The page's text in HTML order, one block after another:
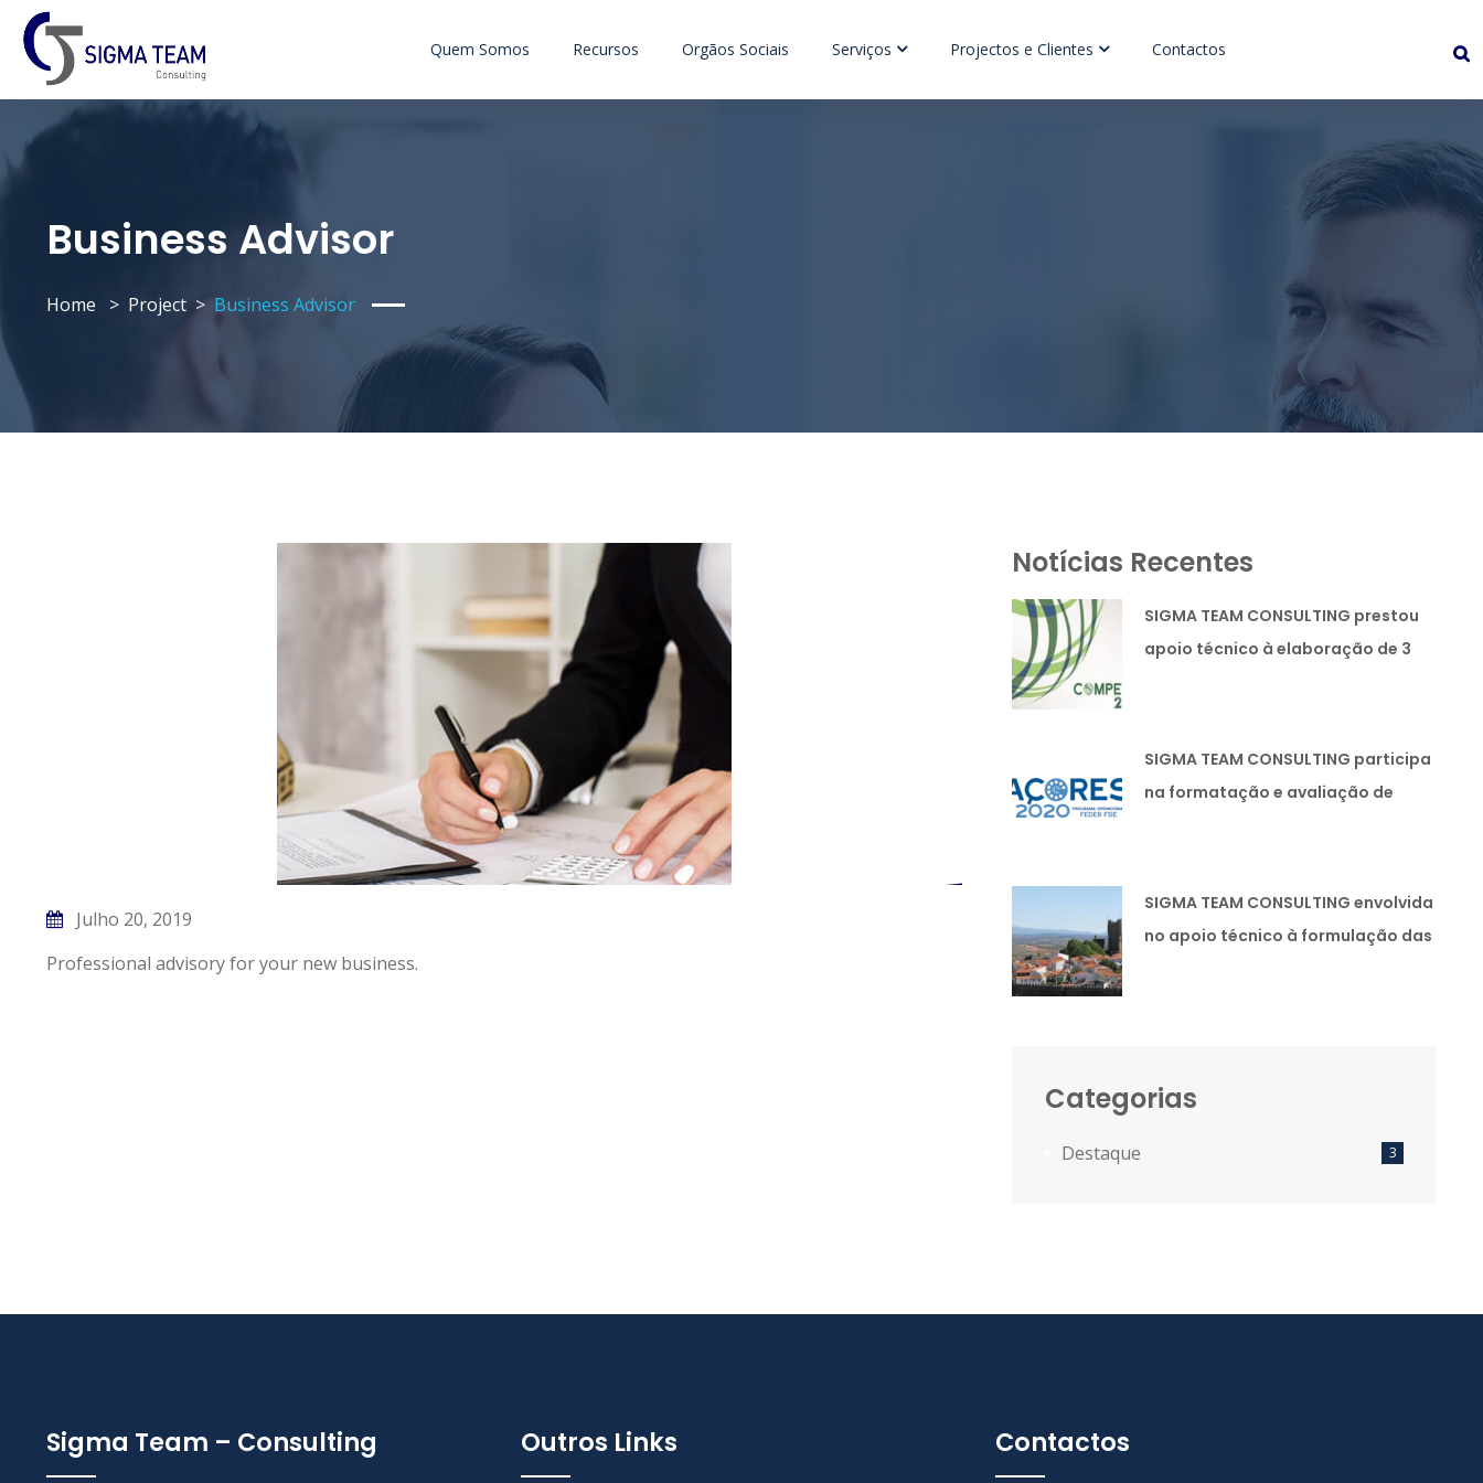
Quem Somos Recursos Orgãos Sociais Serviços Projectos e Clientes Contactos
Business Advisor
Home Project Business Advisor
Julho 20, 2019
Professional advisory for your new business.
Notícias Recentes
SIGMA TEAM CONSULTING prestou
apoio técnico à elaboração de 3
SIGMA TEAM CONSULTING participa
na formatação e avaliação de
SIGMA TEAM CONSULTING envolvida
no apoio técnico à formulação das
Categorias
Destaque 3
Sigma Team – Consulting Outros Links Contactos